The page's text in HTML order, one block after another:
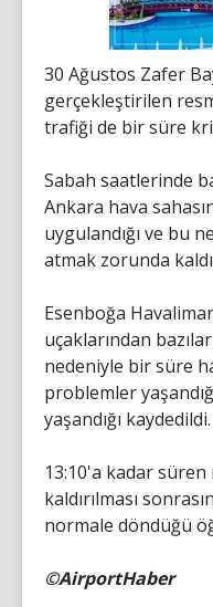
30 Ağustos Zafer
gerçekleştirilen
trafiği de bir süre
Sabah saatlerinde
Ankara hava
uygulandığı ve bu
atmak zorunda
Esenboğa
uçaklarından
nedeniyle bir süre
problemler
yaşandığı kaydedildi.
13:10'a kadar süren
kaldırılması
normale döndüğü
©AirportHaber